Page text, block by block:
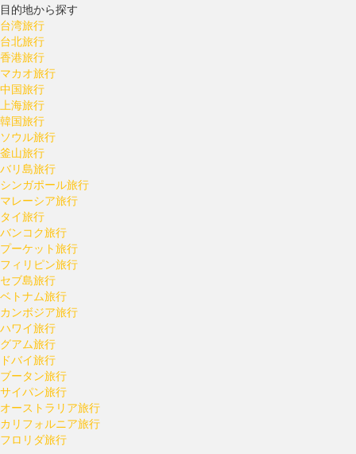
目的地から探す
台湾旅行
台北旅行
香港旅行
マカオ旅行
中国旅行
上海旅行
韓国旅行
ソウル旅行
釜山旅行
バリ島旅行
シンガポール旅行
マレーシア旅行
タイ旅行
バンコク旅行
プーケット旅行
フィリピン旅行
セブ島旅行
ベトナム旅行
カンボジア旅行
ハワイ旅行
グアム旅行
ドバイ旅行
ブータン旅行
サイパン旅行
オーストラリア旅行
カリフォルニア旅行
フロリダ旅行